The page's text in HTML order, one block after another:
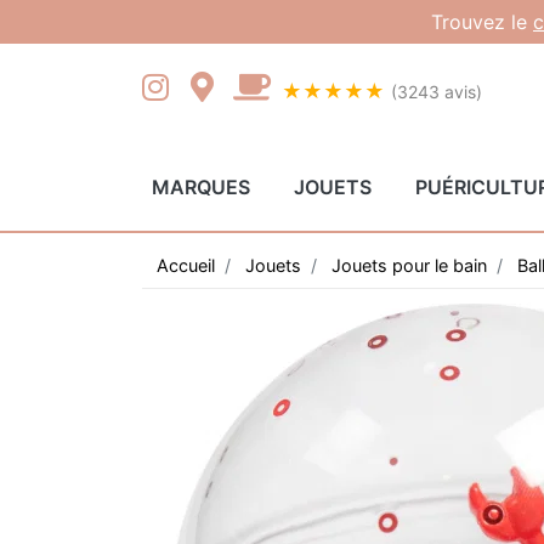
Trouvez le
★★★★★ (3243 avis)
MARQUES JOUETS
Accueil Jouets Jouets pour le bain